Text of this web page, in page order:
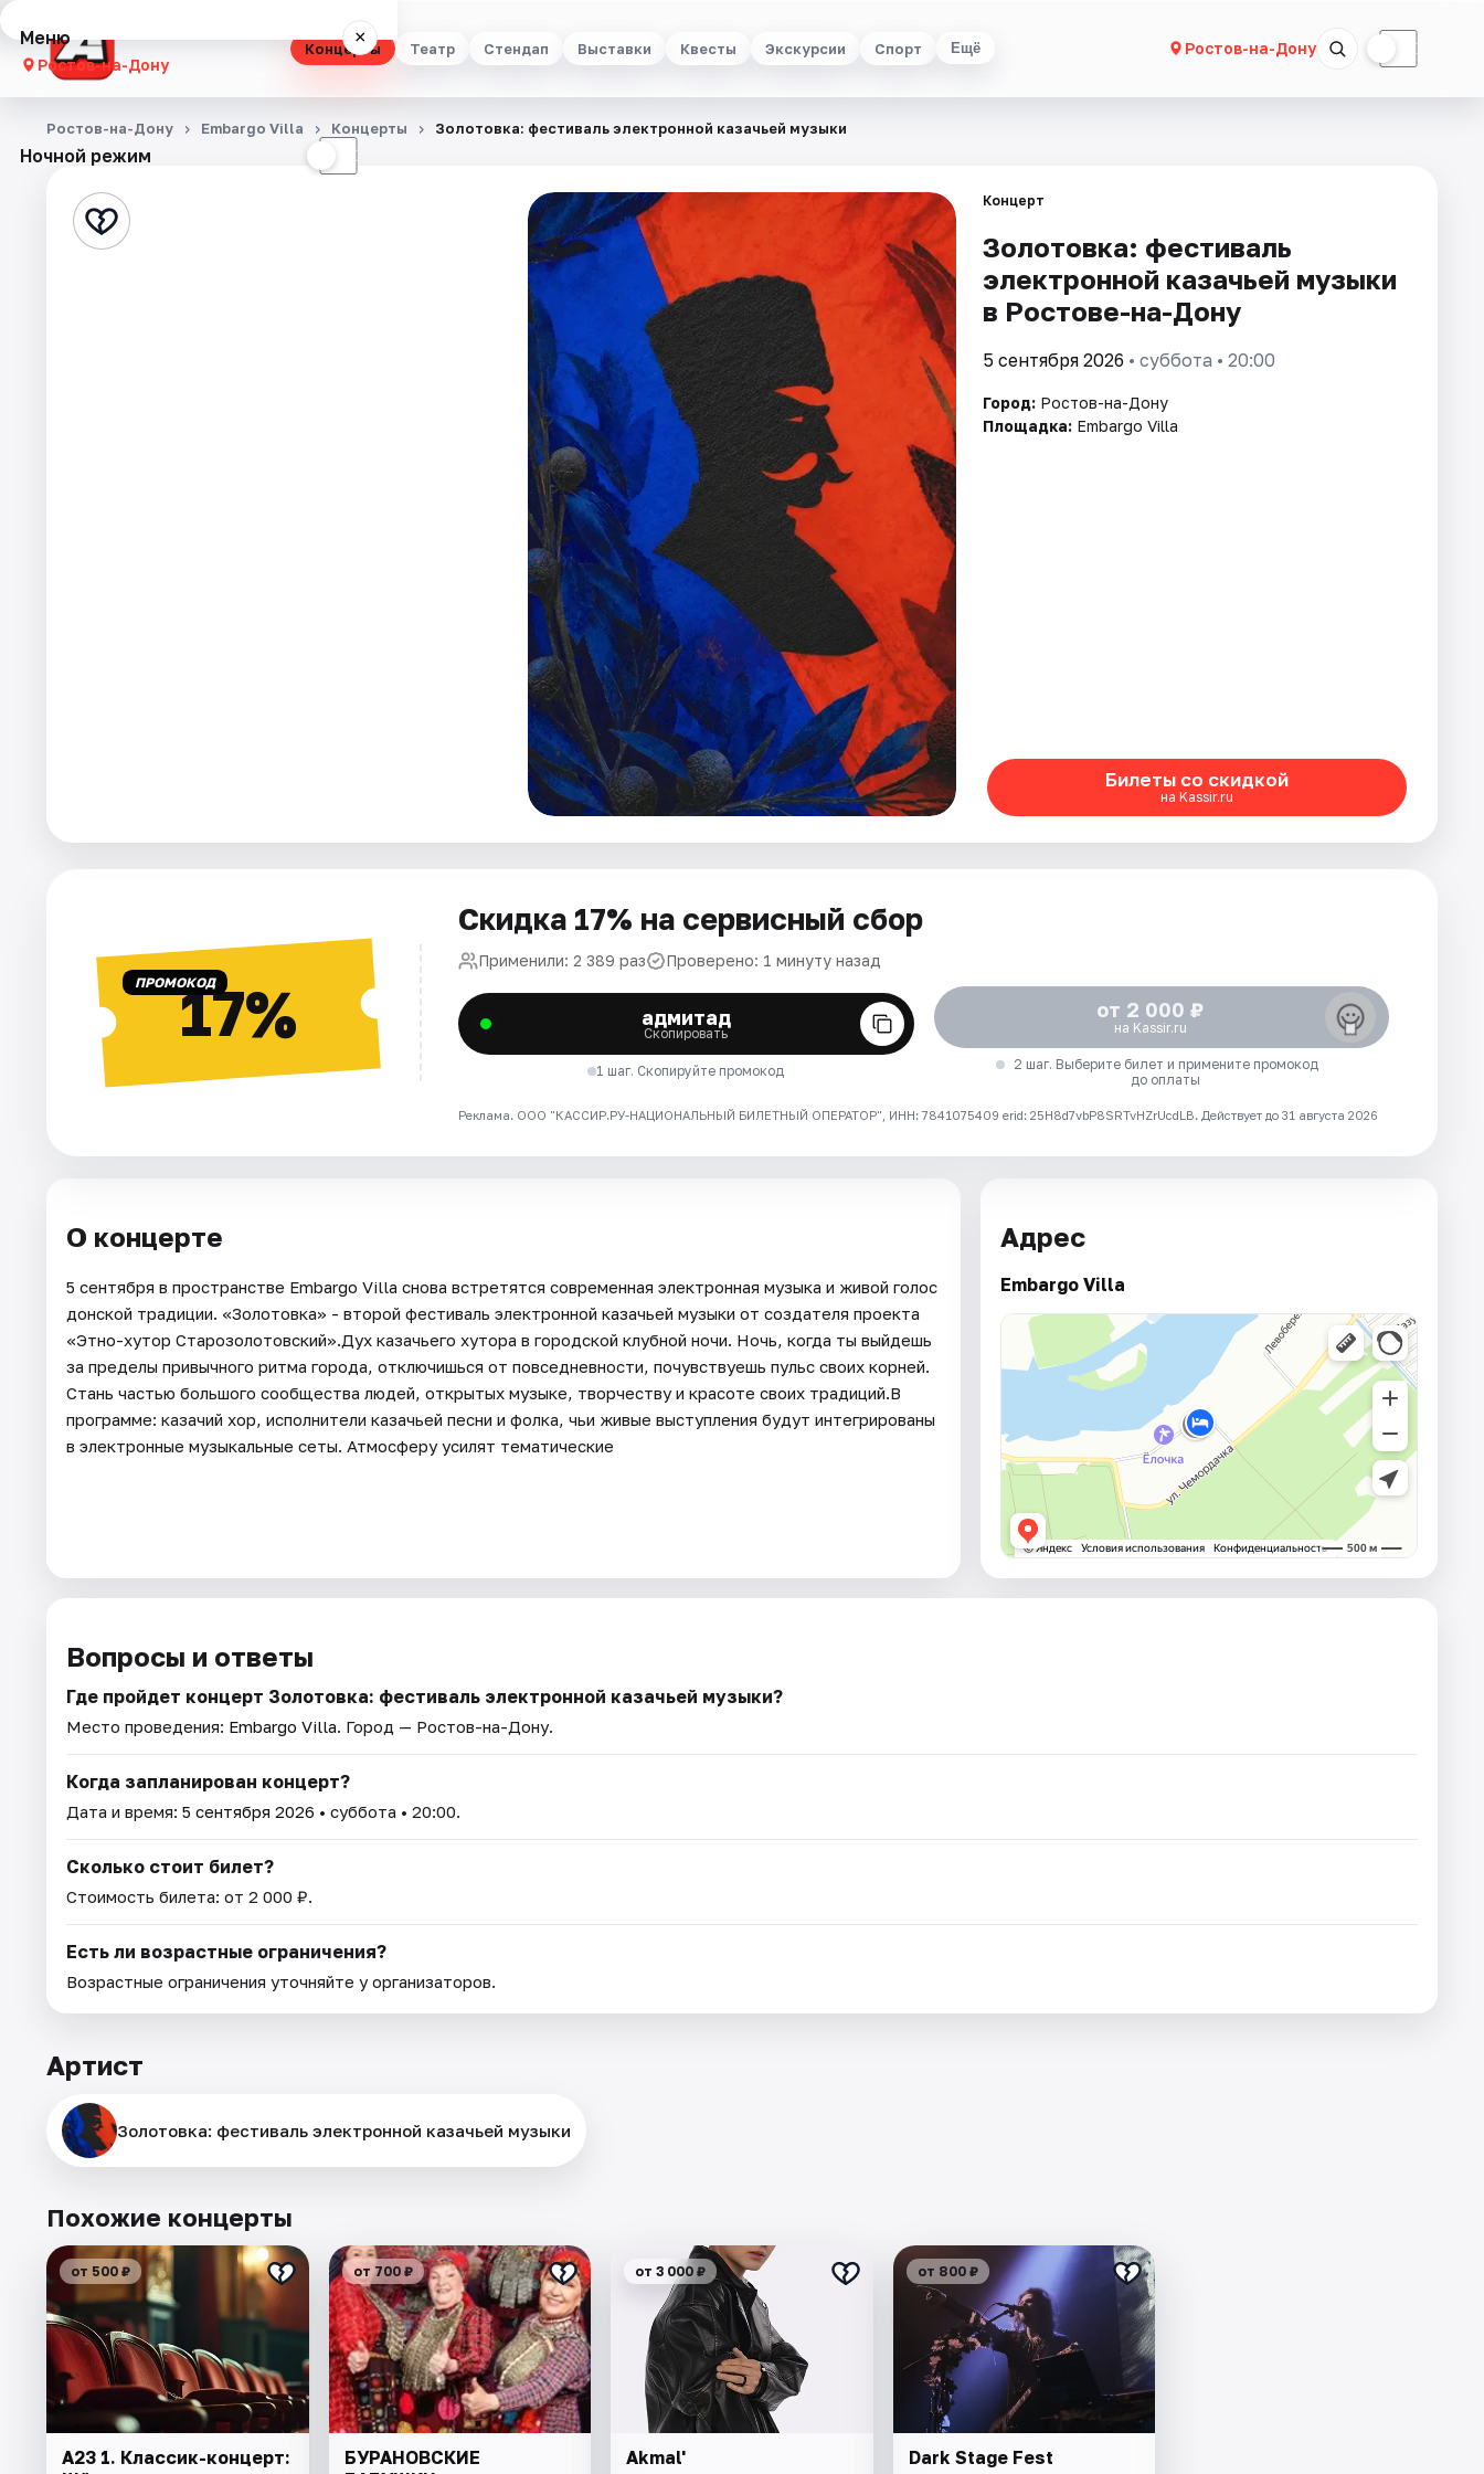
Концерты Театр Стендап Выставки Квесты Экскурсии Спорт Ещё Ростов-на-Дону ☾
Меню ×
Ростов-на-Дону
Концерты
Стендап
Ночной режим ☾
Ростов-на-Дону Embargo Villa Концерты Золотовка: фестиваль электронной казачьей музыки
Концерт
Золотовка: фестиваль
электронной казачьей музыки
в Ростове-на-Дону
5 сентября 2026 • суббота • 20:00
Город: Ростов-на-Дону
Площадка: Embargo Villa
Билеты со скидкой
на Kassir.ru
ПРОМОКОД17%
Скидка 17% на сервисный сбор
Применили: 2 389 раз Проверено: 1 минуту назад
адмитад
Скопировать
1 шаг. Скопируйте промокод
от 2 000 ₽
на Kassir.ru
2 шаг. Выберите билет и примените промокод
до оплаты
Реклама. ООО "КАССИР.РУ-НАЦИОНАЛЬНЫЙ БИЛЕТНЫЙ ОПЕРАТОР", ИНН: 7841075409 erid: 25H8d7vbP8SRTvHZrUcdLB. Действует до 31 августа 2026
О концерте
5 сентября в пространстве Embargo Villa снова встретятся современная электронная музыка и живой голос
донской традиции. «Золотовка» - второй фестиваль электронной казачьей музыки от создателя проекта
«Этно-хутор Старозолотовский».Дух казачьего хутора в городской клубной ночи. Ночь, когда ты выйдешь
за пределы привычного ритма города, отключишься от повседневности, почувствуешь пульс своих корней.
Стань частью большого сообщества людей, открытых музыке, творчеству и красоте своих традиций.В
программе: казачий хор, исполнители казачьей песни и фолка, чьи живые выступления будут интегрированы
в электронные музыкальные сеты. Атмосферу усилят тематические
Адрес
Embargo Villa
Вопросы и ответы
Где пройдет концерт Золотовка: фестиваль электронной казачьей музыки?
Место проведения: Embargo Villa. Город — Ростов-на-Дону.
Когда запланирован концерт?
Дата и время: 5 сентября 2026 • суббота • 20:00.
Сколько стоит билет?
Стоимость билета: от 2 000 ₽.
Есть ли возрастные ограничения?
Возрастные ограничения уточняйте у организаторов.
Артист
Золотовка: фестиваль электронной казачьей музыки
Похожие концерты
от 500 ₽
А23 1. Классик-концерт:
от 700 ₽
БУРАНОВСКИЕ
от 3 000 ₽
Akmal'
от 800 ₽
Dark Stage Fest